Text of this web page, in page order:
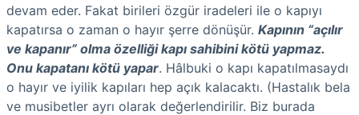
devam eder. Fakat birileri özgür iradeleri ile o kapıyı
kapatırsa o zaman o hayır şerre dönüşür. Kapının “açılır
ve kapanır” olma özelliği kapı sahibini kötü yapmaz.
Onu kapatanı kötü yapar. Hâlbuki o kapı kapatılmasaydı
o hayır ve iyilik kapıları hep açık kalacaktı. (Hastalık bela
ve musibetler ayrı olarak değerlendirilir. Biz burada